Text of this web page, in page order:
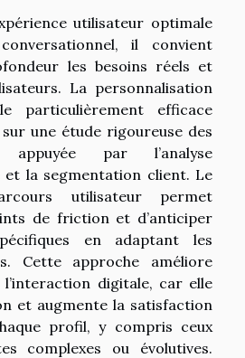
utilisateur optimale
il convient
les besoins réels et
La personnalisation
particulièrement efficace
une étude rigoureuse des
appuyée par l’analyse
et la segmentation client. Le
utilisateur permet
de friction et d’anticiper
en adaptant les
Cette approche améliore
l’interaction digitale, car elle
et augmente la satisfaction
profil, y compris ceux
complexes ou évolutives.